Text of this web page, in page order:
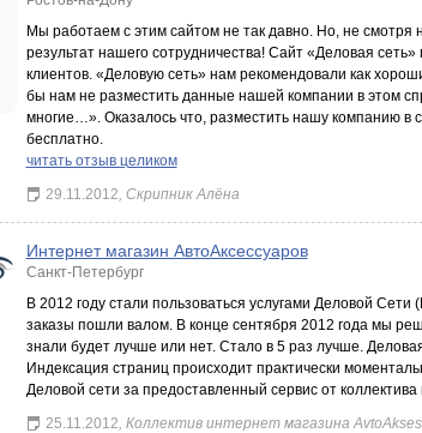
Мы работаем с этим сайтом не так давно. Но, не смотря
результат нашего сотрудничества! Сайт «Деловая
клиентов. «Деловую сеть» нам рекомендовали как
бы нам не разместить данные нашей компании в этом
многие…». Оказалось что, разместить нашу компанию в
бесплатно.
читать отзыв целиком
29.11.2012, Скрипник Алёна
Интернет магазин АвтоАксессуаров
Санкт-Петербург
В 2012 году стали пользоваться услугами Деловой Сети
заказы пошли валом. В конце сентября 2012 года мы
знали будет лучше или нет. Стало в 5 раз лучше.
Индексация страниц происходит практически
Деловой сети за предоставленный сервис от
25.11.2012, Коллектив интернет магазина